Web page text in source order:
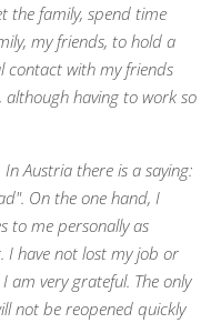
the family, spend time
my friends, to hold a
contact with my friends
having to work so
Austria there is a saying:
On the one hand, I
to me personally as
I have not lost my job or
very grateful. The only
not be reopened quickly